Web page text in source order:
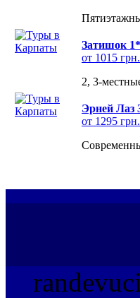
Затишок 1*
от 1015
2, 3-
Эрней Лаз
от 1295